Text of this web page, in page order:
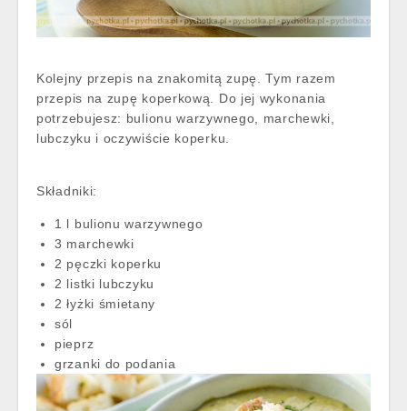
Kolejny przepis na znakomitą zupę. Tym razem
przepis na zupę koperkową. Do jej wykonania
potrzebujesz: bulionu warzywnego, marchewki,
lubczyku i oczywiście koperku.
Składniki:
1 l bulionu warzywnego
3 marchewki
2 pęczki koperku
2 listki lubczyku
2 łyżki śmietany
sól
pieprz
grzanki do podania